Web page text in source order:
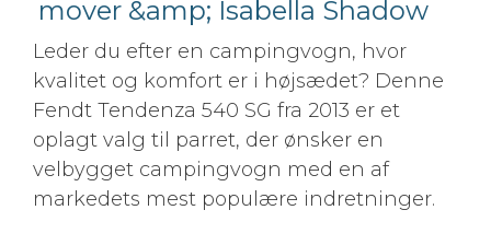
mover &amp; Isabella Shadow
Leder du efter en campingvogn, hvor
kvalitet og komfort er i højsædet? Denne
Fendt Tendenza 540 SG fra 2013 er et
oplagt valg til parret, der ønsker en
velbygget campingvogn med en af
markedets mest populære indretninger.